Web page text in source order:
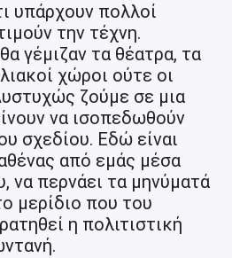
υπάρχουν πολλοί
την τέχνη.
γέμιζαν τα θέατρα, τα
χώροι ούτε οι
ζούμε σε μια
να ισοπεδωθούν
σχεδίου. Εδώ είναι
από εμάς μέσα
να περνάει τα μηνύματά
μερίδιο που του
η πολιτιστική